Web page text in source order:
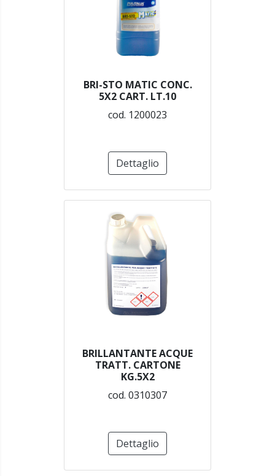
BRI-STO MATIC CONC.
5X2 CART. LT.10
cod. 1200023
Dettaglio
BRILLANTANTE ACQUE
TRATT. CARTONE
KG.5X2
cod. 0310307
Dettaglio